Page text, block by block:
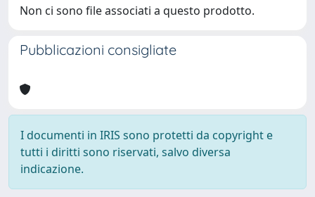
Non ci sono file associati a questo prodotto.
Pubblicazioni consigliate
I documenti in IRIS sono protetti da copyright e
tutti i diritti sono riservati, salvo diversa
indicazione.